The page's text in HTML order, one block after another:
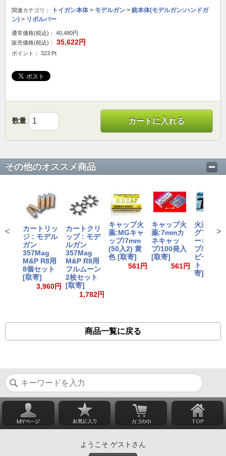
関連カテゴリ： トイガン本体> モデルガン > 銃本体(モデルガン:ハンドガ
ン) > リボルバー
通常価格(税込)：
40,480円
販売価格(税込)：
35,622円
ポイント： 323 Pt
数量 カートに入れる
その他のオススメ商品
カートリッ
ジ : モデル
ガン
357Mag
M&P R8用
8個セット
[取寄]
3,960円
カートクリ
ップ : モデ
ルガン
357Mag
M&P R8用
フルムーン
2枚セット
[取寄]
1,782円
キャップ火
薬:MGキャ
ップ/7mm
(50入2) 黄
色 [取寄]
561円
キャップ火
薬:7mmカ
ネキャッ
プ/100発入
[取寄]
561円
火薬 : プ
グファイ
ーキャッ
プ/7mm
ピースシ
ト x 2) [
寄]
< >
商品一覧に戻る
ようこそ ゲストさん